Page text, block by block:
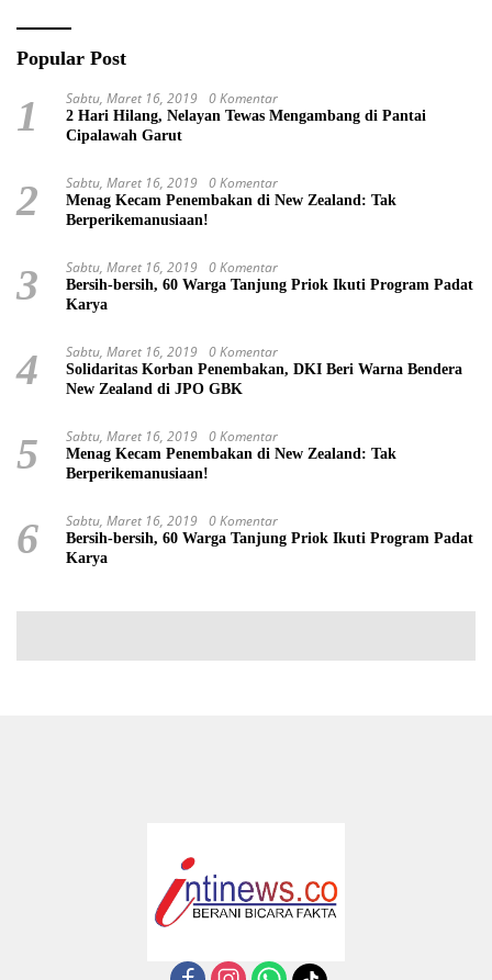
Popular Post
1 Sabtu, Maret 16, 2019 0 Komentar
2 Hari Hilang, Nelayan Tewas Mengambang di Pantai
Cipalawah Garut
2 Sabtu, Maret 16, 2019 0 Komentar
Menag Kecam Penembakan di New Zealand: Tak
Berperikemanusiaan!
3 Sabtu, Maret 16, 2019 0 Komentar
Bersih-bersih, 60 Warga Tanjung Priok Ikuti Program Padat
Karya
4 Sabtu, Maret 16, 2019 0 Komentar
Solidaritas Korban Penembakan, DKI Beri Warna Bendera
New Zealand di JPO GBK
5 Sabtu, Maret 16, 2019 0 Komentar
Menag Kecam Penembakan di New Zealand: Tak
Berperikemanusiaan!
6 Sabtu, Maret 16, 2019 0 Komentar
Bersih-bersih, 60 Warga Tanjung Priok Ikuti Program Padat
Karya